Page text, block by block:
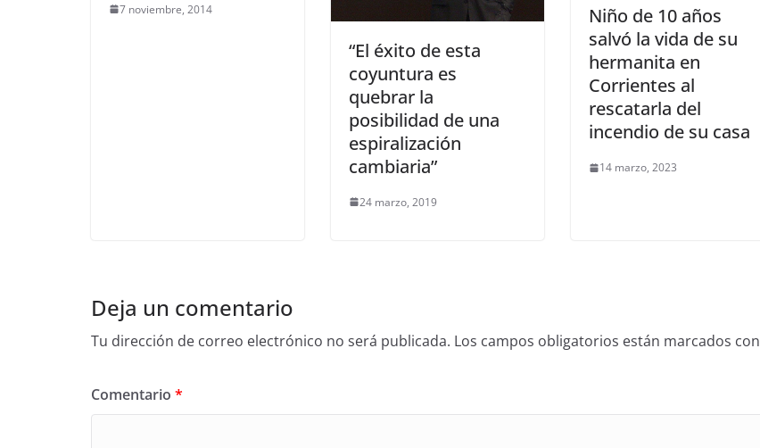
7 noviembre, 2014
“El éxito de esta
coyuntura es
quebrar la
posibilidad de una
espiralización
cambiaria”
24 marzo, 2019
Niño de 10 años
salvó la vida de su
hermanita en
Corrientes al
rescatarla del
incendio de su casa
14 marzo, 2023
Deja un comentario
Tu dirección de correo electrónico no será publicada. Los campos obligatorios están marcados con
Comentario *